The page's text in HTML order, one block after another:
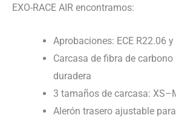
EXO-RACE AIR encontramos:
Aprobaciones: ECE R22.06
Carcasa de fibra de
duradera
3 tamaños de carcasa:
Alerón trasero ajustable